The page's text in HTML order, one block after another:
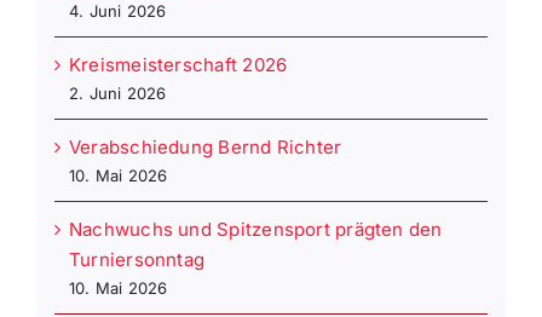
4. Juni 2026
Kreismeisterschaft 2026
2. Juni 2026
Verabschiedung Bernd Richter
10. Mai 2026
Nachwuchs und Spitzensport prägten den
Turniersonntag
10. Mai 2026